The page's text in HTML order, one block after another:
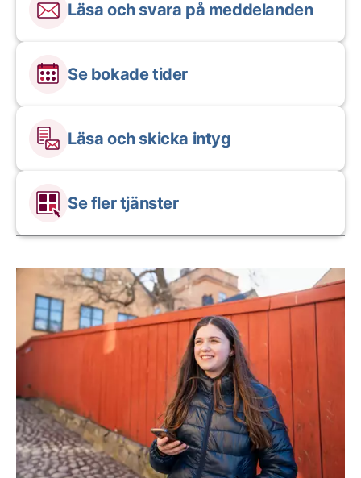
Läsa och svara på meddelanden
Se bokade tider
Läsa och skicka intyg
Se fler tjänster
Aktuella artiklar